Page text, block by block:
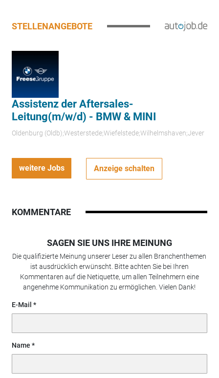
STELLENANGEBOTE
Assistenz der Aftersales-
Leitung(m/w/d) - BMW & MINI
Oldenburg (Oldb);Westerstede;Wiefelstede;Wilhelmshaven;Jever
weitere Jobs Anzeige schalten
KOMMENTARE
SAGEN SIE UNS IHRE MEINUNG
Die qualifizierte Meinung unserer Leser zu allen Branchenthemen
ist ausdrücklich erwünscht. Bitte achten Sie bei Ihren
Kommentaren auf die Netiquette, um allen Teilnehmern eine
angenehme Kommunikation zu ermöglichen. Vielen Dank!
E-Mail
Name